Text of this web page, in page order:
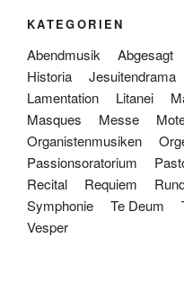
KATEGORIEN
Abendmusik Abgesagt
Historia
Jesuitendrama
Lamentation
Litanei
Masques
Messe
Organistenmusiken
Passionsoratorium
Recital
Requiem
Symphonie
Te Deum
Vesper